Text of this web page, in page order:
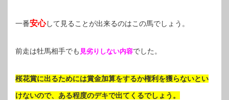
一番安心して見ることが出来るのはこの馬でしょう。
前走は牡馬相手でも 見劣りしない内容でした。
桜花賞に出るためには賞金加算をするか権利を獲らないとい
けないので、ある程度のデキで出てくるでしょう。